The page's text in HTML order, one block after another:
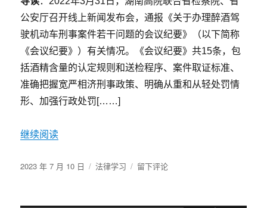
算
方
法
问
题
的
公安厅召开线上新闻发布会，通报《关于办理醉酒驾
驶机动车刑事案件若干问题的会议纪要》（以下简称
《会议纪要》）有关情况。《会议纪要》共15条，包
括酒精含量的认定规则和送检程序、案件取证标准、
准确把握宽严相济刑事政策、明确从重和从轻处罚情
形、加强行政处罚[……]
继续阅读
发
2023 年 7 月 10 日
分
法律学习
于
驾
留下评论